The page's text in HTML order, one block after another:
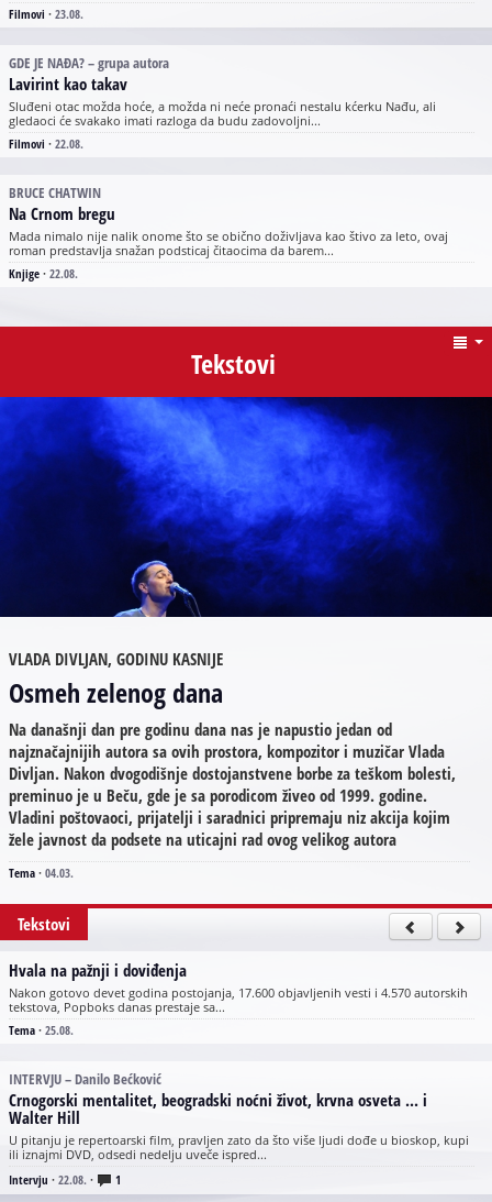
Filmovi · 23.08.
GDE JE NAĐA? – grupa autora
Lavirint kao takav
Sluđeni otac možda hoće, a možda ni neće pronaći nestalu kćerku Nađu, ali
gledaoci će svakako imati razloga da budu zadovoljni...
Filmovi · 22.08.
BRUCE CHATWIN
Na Crnom bregu
Mada nimalo nije nalik onome što se obično doživljava kao štivo za leto, ovaj
roman predstavlja snažan podsticaj čitaocima da barem...
Knjige · 22.08.
Tekstovi
VLADA DIVLJAN, GODINU KASNIJE
Osmeh zelenog dana
Na današnji dan pre godinu dana nas je napustio jedan od
najznačajnijih autora sa ovih prostora, kompozitor i muzičar Vlada
Divljan. Nakon dvogodišnje dostojanstvene borbe za teškom bolesti,
preminuo je u Beču, gde je sa porodicom živeo od 1999. godine.
Vladini poštovaoci, prijatelji i saradnici pripremaju niz akcija kojim
žele javnost da podsete na uticajni rad ovog velikog autora
Tema · 04.03.
Tekstovi
Hvala na pažnji i doviđenja
Nakon gotovo devet godina postojanja, 17.600 objavljenih vesti i 4.570 autorskih
tekstova, Popboks danas prestaje sa...
Tema · 25.08.
INTERVJU – Danilo Bećković
Crnogorski mentalitet, beogradski noćni život, krvna osveta ... i
Walter Hill
U pitanju je repertoarski film, pravljen zato da što više ljudi dođe u bioskop, kupi
ili iznajmi DVD, odsedi nedelju uveče ispred...
Intervju · 22.08. · 1